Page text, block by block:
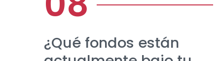
¿Qué fondos están